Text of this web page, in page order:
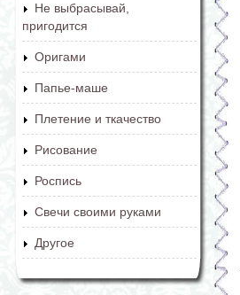
Не выбрасывай,
пригодится
Оригами
Папье-маше
Плетение и ткачество
Рисование
Роспись
Свечи своими руками
Другое